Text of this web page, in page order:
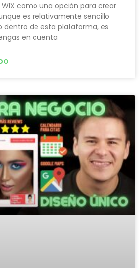
WIX como una opción para crear
es relativamente sencillo
dentro de esta plataforma, es
en cuenta